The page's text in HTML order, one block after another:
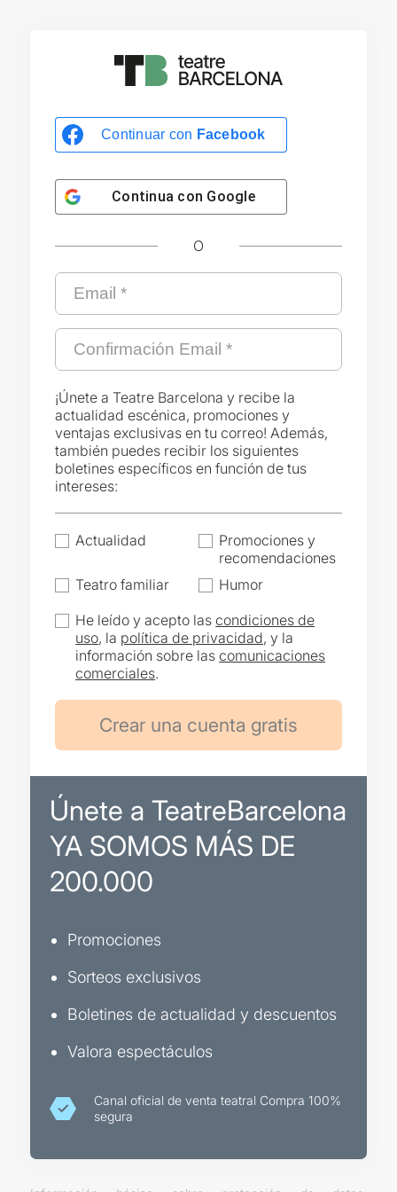
Continuar con Facebook
Continua con Google
O
¡Únete a Teatre Barcelona y recibe la
actualidad escénica, promociones y
ventajas exclusivas en tu correo! Además,
también puedes recibir los siguientes
boletines específicos en función de tus
intereses:
Actualidad
Promociones y
recomendaciones
Teatro familiar
Humor
He leído y acepto lascondiciones de
uso, la política de privacidad, y la
información sobre lascomunicaciones
comerciales.
Únete a TeatreBarcelona
YA SOMOS MÁS DE
200.000
Promociones
Sorteos exclusivos
Boletines de actualidad y descuentos
Valora espectáculos
Canal oficial de venta teatral Compra 100%
segura